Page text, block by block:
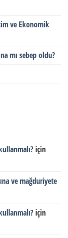
ve Ekonomik
mı sebep oldu?
için
ve mağduriyete
için